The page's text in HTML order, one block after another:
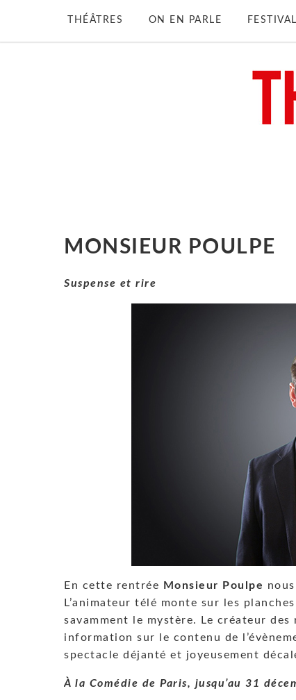
THÉÂTRES ON EN PARLE
MONSIEUR POULPE
Suspense et rire
En cette rentrée Monsieur Poulpe
L’animateur télé monte sur les
savamment le mystère. Le créateur
information sur le contenu de
spectacle déjanté et joyeusement
À la Comédie de Paris, jusqu’au 31